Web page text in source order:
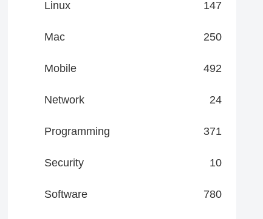
Linux 147
Mac 250
Mobile 492
Network 24
Programming 371
Security 10
Software 780